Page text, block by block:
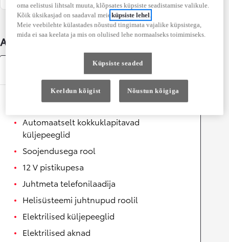
Auto üksikasjad
Mugavus
Automaatselt kokkuklapitavad
küljepeeglid
Soojendusega rool
12 V pistikupesa
Juhtmeta telefonilaadija
Helisüsteemi juhtnupud roolil
Elektrilised küljepeeglid
Elektrilised aknad
oma eelistusi lihtsalt muuta, klõpsates küpsiste seadistamise valikule.
Kõik üksikasjad on saadaval meieküpsiste lehel
Meie veebilehte külastades nõustud tingimata vajalike küpsistega,
mida ei saa keelata ja mis on olulised lehe normaalseks toimimiseks.
Küpsiste seaded
Keeldun kõigist Nõustun kõigiga